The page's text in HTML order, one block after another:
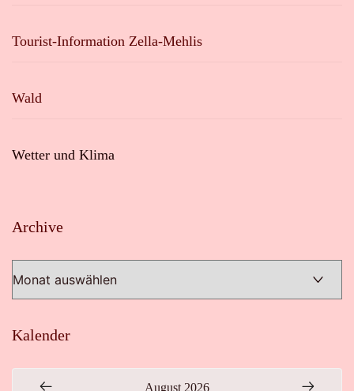
Tourist-Information Zella-Mehlis
Wald
Wetter und Klima
Archive
Kalender
August 2026